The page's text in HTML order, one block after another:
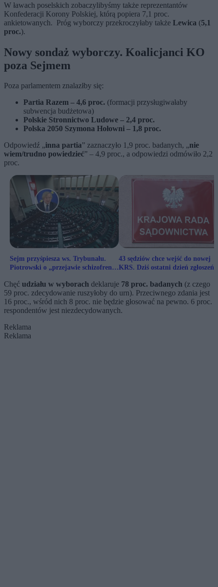
W ławach poselskich zobaczylibyśmy także reprezentantów
Konfederacji Korony Polskiej, którą popiera 7,1 proc.
ankietowanych. Próg wyborczy przekroczyłaby także Lewica (5,1
proc.).
Nowy sondaż wyborczy. Koalicjanci KO
poza Sejmem
Poza parlamentem znalazłby się:
Partia Razem – 4,6 proc. (formacji przysługiwałaby
subwencja budżetowa)
Polskie Stronnictwo Ludowe – 2,4 proc.
Polska 2050 Szymona Hołowni – 1,8 proc.
Odpowiedź „inna partia” zaznaczyło 1,9 proc. badanych, „nie
wiem/trudno powiedzieć” – 4,9 proc., a odpowiedzi odmówiło 2,2
proc.
Sejm przyśpiesza ws. Trybunału.
Piotrowski o „przejawie schizofrenii
43 sędziów chce wejść do nowej
KRS. Dziś ostatni dzień zgłoszeń
Chęć udziału w wyborach deklaruje 78 proc. badanych (z czego
59 proc. zdecydowanie ruszyłoby do urn). Przeciwnego zdania jest
16 proc., wśród nich 8 proc. nie będzie głosować na pewno. 6 proc.
respondentów jest niezdecydowanych.
Reklama
Reklama